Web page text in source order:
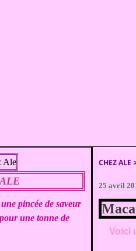
pincée de saveur
une tonne de
CHEZ ALE
25 avril
Voici